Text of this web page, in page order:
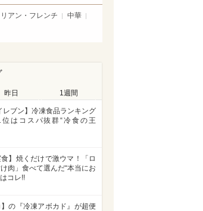
アン・フレンチ
中華
昨日 1週間
レブン】冷凍食品ランキング
位はコスパ抜群“冷食の王
食】焼くだけで激ウマ！「ロ
肉」食べて選んだ“本当にお
コレ!!
】の『冷凍アボカド』が超便